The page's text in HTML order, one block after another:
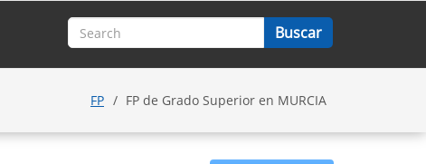
FP FP de Grado Superior en MURCIA